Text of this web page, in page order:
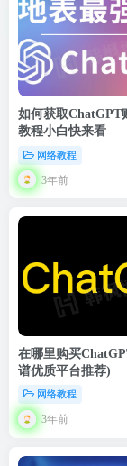
如何获取ChatGPT
教程小白快来看
网络教程
3年前
在哪里购买
谱优质平台推荐)
网络教程
3年前